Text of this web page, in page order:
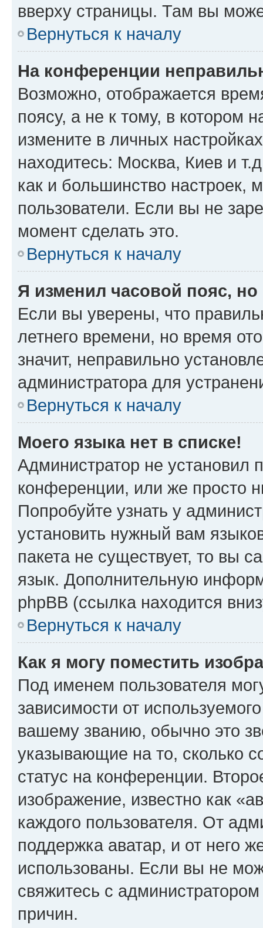
вверху страницы. Там вы
Вернуться к началу
На конференции
Возможно, отображается
поясу, а не к тому, в котором
измените в личных
находитесь: Москва, Киев и
как и большинство настроек,
пользователи. Если вы не
момент сделать это.
Вернуться к началу
Я изменил часовой пояс,
Если вы уверены, что
летнего времени, но время
значит, неправильно
администратора для
Вернуться к началу
Моего языка нет в списке!
Администратор не установил
конференции, или же просто
Попробуйте узнать у
установить нужный вам
пакета не существует, то вы
язык. Дополнительную
phpBB (ссылка находится
Вернуться к началу
Как я могу поместить
Под именем пользователя
зависимости от
вашему званию, обычно это
указывающие на то, сколько
статус на конференции.
изображение, известно как
каждого пользователя. От
поддержка аватар, и от него
использованы. Если вы не
свяжитесь с
причин.